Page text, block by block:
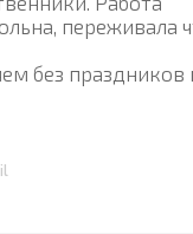
переживала
без праздников